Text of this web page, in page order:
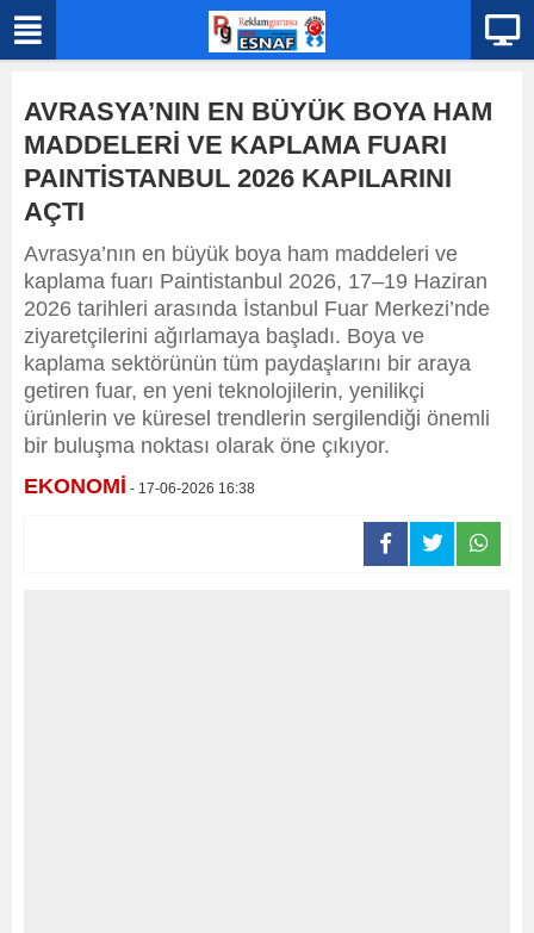
AVRASYA’NIN EN BÜYÜK BOYA HAM
MADDELERİ VE KAPLAMA FUARI
PAINTİSTANBUL 2026 KAPILARINI
AÇTI
Avrasya’nın en büyük boya ham maddeleri ve
kaplama fuarı Paintistanbul 2026, 17–19 Haziran
2026 tarihleri arasında İstanbul Fuar Merkezi’nde
ziyaretçilerini ağırlamaya başladı. Boya ve
kaplama sektörünün tüm paydaşlarını bir araya
getiren fuar, en yeni teknolojilerin, yenilikçi
ürünlerin ve küresel trendlerin sergilendiği önemli
bir buluşma noktası olarak öne çıkıyor.
EKONOMİ - 17-06-2026 16:38